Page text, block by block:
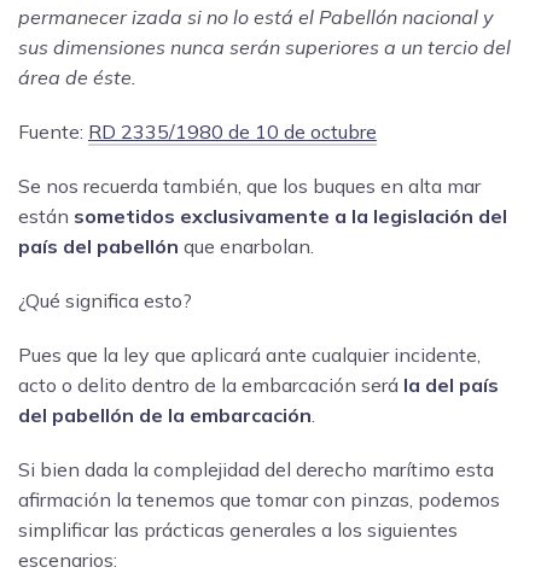
permanecer izada si no lo está el Pabellón nacional y
sus dimensiones nunca serán superiores a un tercio del
área de éste.
Fuente: RD 2335/1980 de 10 de octubre
Se nos recuerda también, que los buques en alta mar
están sometidos exclusivamente a la legislación del
país del pabellón que enarbolan.
¿Qué significa esto?
Pues que la ley que aplicará ante cualquier incidente,
acto o delito dentro de la embarcación será la del país
del pabellón de la embarcación
Si bien dada la complejidad del derecho marítimo esta
afirmación la tenemos que tomar con pinzas, podemos
simplificar las prácticas generales a los siguientes
escenarios: